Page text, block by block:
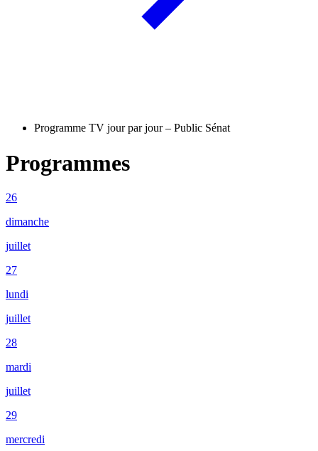
Programme TV jour par jour – Public Sénat
Programmes
26
dimanche
juillet
27
lundi
juillet
28
mardi
juillet
29
mercredi